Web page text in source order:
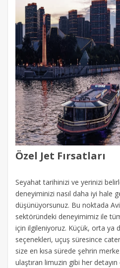
Özel Jet Fırsatları
Seyahat tarihinizi ve yerinizi
deneyiminizi nasıl daha iyi hale
düşünüyorsunuz. Bu noktada
sektöründeki deneyimimiz ile
için ilgileniyoruz. Küçük, orta ya
seçenekleri, uçuş süresince
size en kısa sürede şehrin
ulaştıran limuzin gibi her